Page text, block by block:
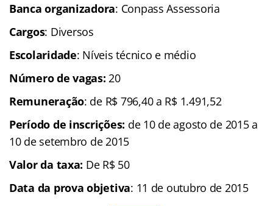
Banca organizadora: Conpass Assessoria
Cargos: Diversos
Escolaridade: Níveis técnico e médio
Número de vagas: 20
Remuneração: de R$ 796,40 a R$ 1.491,52
Período de inscrições: de 10 de agosto de 2015 a
10 de setembro de 2015
Valor da taxa: De R$ 50
Data da prova objetiva: 11 de outubro de 2015